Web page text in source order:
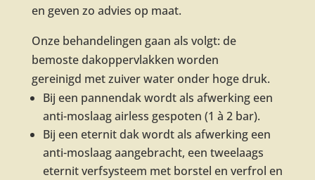
en geven zo advies op maat.
Onze behandelingen gaan als volgt: de
bemoste dakoppervlakken worden
gereinigd met zuiver water onder hoge druk.
Bij een pannendak wordt als afwerking een
anti-moslaag airless gespoten (1 à 2 bar).
Bij een eternit dak wordt als afwerking een
anti-moslaag aangebracht, een tweelaags
eternit verfsysteem met borstel en verfrol en